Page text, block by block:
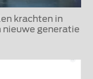
krachten in
generatie